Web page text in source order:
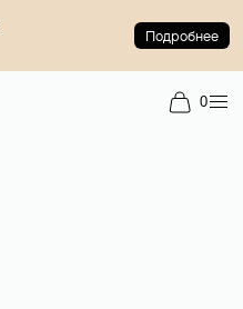
Подробнее
0